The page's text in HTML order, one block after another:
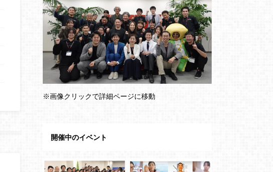
※画像クリックで詳細ページに移動
開催中のイベント